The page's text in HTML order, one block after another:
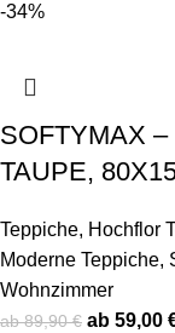
-34%
SOFTYMAX –
TAUPE,
Teppiche, Hochflor
Moderne Teppiche,
Wohnzimmer
89,90€ 59,00